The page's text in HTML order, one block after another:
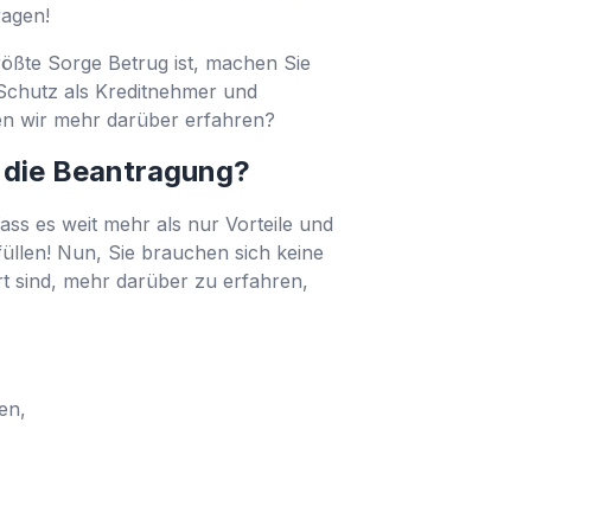
Sorge Betrug ist, machen Sie
als Kreditnehmer und
wir mehr darüber erfahren?
Beantragung?
es weit mehr als nur Vorteile und
Nun, Sie brauchen sich keine
sind, mehr darüber zu erfahren,